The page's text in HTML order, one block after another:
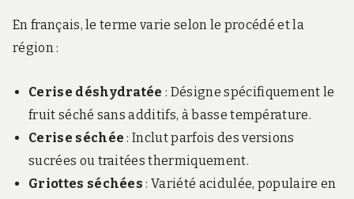
En français, le terme varie selon le procédé et la
région :
Cerise déshydratée : Désigne spécifiquement le
fruit séché sans additifs, à basse température.
Cerise séchée : Inclut parfois des versions
sucrées ou traitées thermiquement.
Griottes séchées : Variété acidulée, populaire en